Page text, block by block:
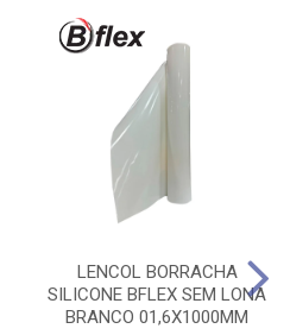
LENCOL BORRACHA
SILICONE BFLEX SEM LONA
BRANCO 01,6X1000MM